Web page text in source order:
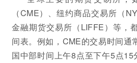
（CME）、纽约商品交易所（
金融期货交易所（LIFFE）等，
间表。例如，CME的交易时间通
国中部时间上午8点至下午5点